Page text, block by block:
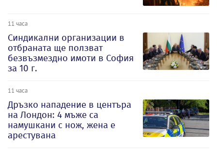
11 часа
Синдикални организации в
отбраната ще ползват
безвъзмездно имоти в София
за 10 г.
11 часа
Дръзко нападение в центъра
на Лондон: 4 мъже са
намушкани с нож, жена е
арестувана